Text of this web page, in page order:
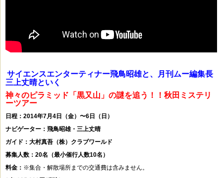
サイエンスエンターティナー飛鳥昭雄と、月刊ムー編集長
三上丈晴といく
神々のピラミッド「黒又山」の謎を追う！！秋田ミステリ
ーツアー
日程：2014年7月4日（金）〜6日（日）
ナビゲーター：飛鳥昭雄・三上丈晴
ガイド：大村真吾（株）クラブワールド
募集人数：20名（最小催行人数10名）
料金： ※集合・解散場所までの交通費は含みません。